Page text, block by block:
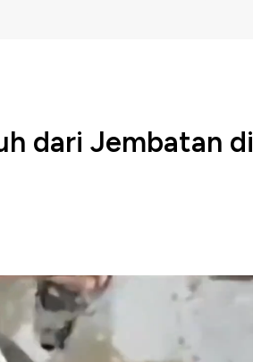
dari Jembatan di
Ramganga dari jalan tol di
ketika Sistem Pemosisian Global (GPS)
di India.
rute.
Selain itu,
tidak adanya